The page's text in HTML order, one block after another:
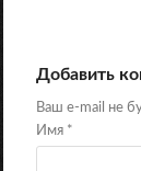
Добавить
Ваш e-mail не
Имя *